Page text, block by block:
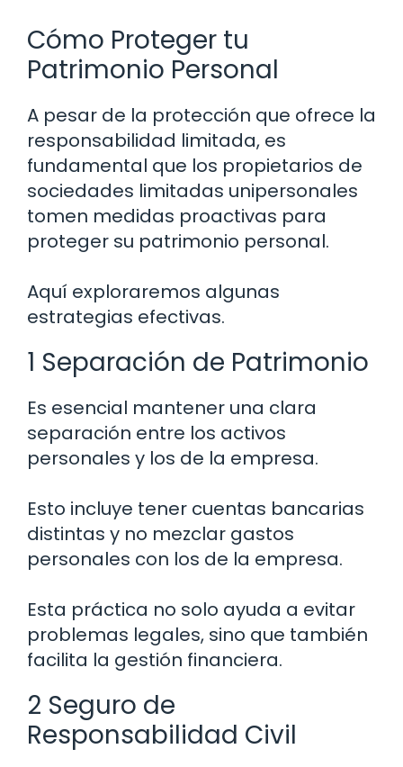
Cómo Proteger tu
Patrimonio Personal
A pesar de la protección que ofrece la
responsabilidad limitada, es
fundamental que los propietarios de
sociedades limitadas unipersonales
tomen medidas proactivas para
proteger su patrimonio personal.
Aquí exploraremos algunas
estrategias efectivas.
1 Separación de Patrimonio
Es esencial mantener una clara
separación entre los activos
personales y los de la empresa.
Esto incluye tener cuentas bancarias
distintas y no mezclar gastos
personales con los de la empresa.
Esta práctica no solo ayuda a evitar
problemas legales, sino que también
facilita la gestión financiera.
2 Seguro de
Responsabilidad Civil